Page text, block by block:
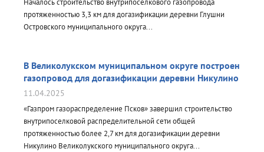
Началось строительство внутрипоселкового газопровода
протяженностью 3,3 км для догазификации деревни Глушни
Островского муниципального округа...
В Великолукском муниципальном округе построен
газопровод для догазификации деревни Никулино
11.04.2025
«Газпром газораспределение Псков» завершил строительство
внутрипоселковой распределительной сети общей
протяженностью более 2,7 км для догазификации деревни
Никулино Великолукского муниципального округа...